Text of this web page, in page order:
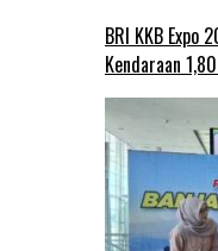
BRI KKB Expo
Kendaraan